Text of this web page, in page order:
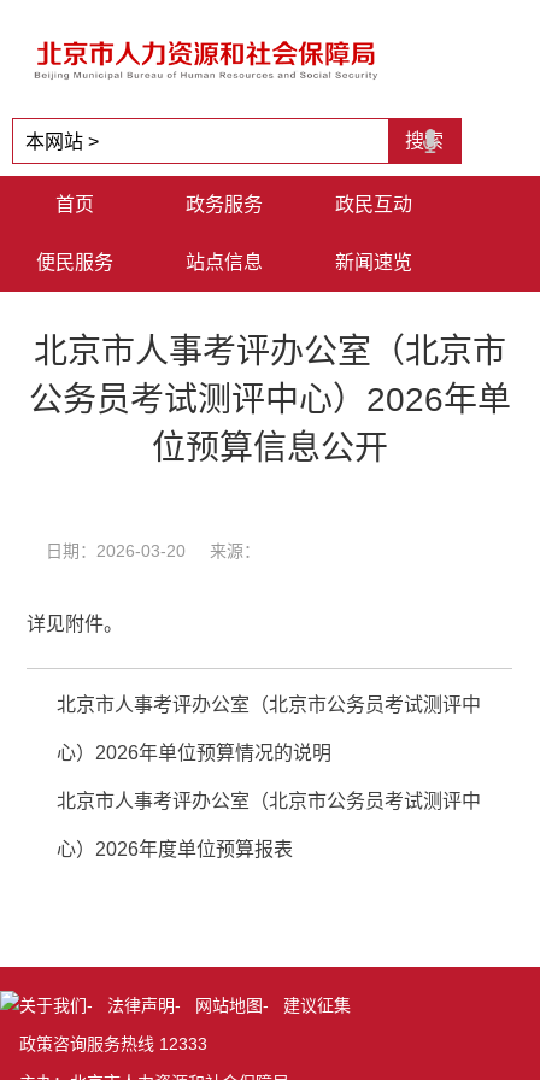
首页 政务服务 政民互动
便民服务 站点信息 新闻速览
北京市人事考评办公室（北京市
公务员考试测评中心）2026年单
位预算信息公开
日期：2026-03-20 来源：
详见附件。
北京市人事考评办公室（北京市公务员考试测评中
心）2026年单位预算情况的说明
北京市人事考评办公室（北京市公务员考试测评中
心）2026年度单位预算报表
关于我们- 法律声明- 网站地图- 建议征集
政策咨询服务热线 12333